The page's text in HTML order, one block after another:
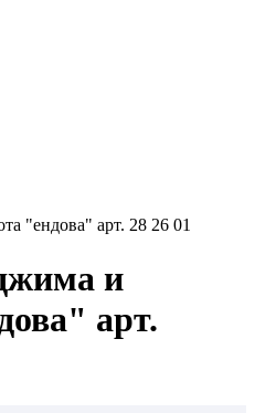
"ендова" арт. 28 26 01
и
арт.